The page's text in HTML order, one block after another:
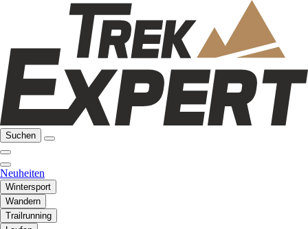
Suchen
Neuheiten
Wintersport
Wandern
Trailrunning